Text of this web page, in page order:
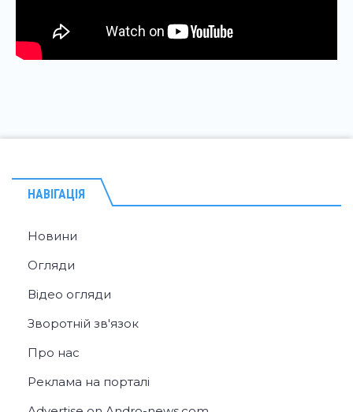
НАВІГАЦІЯ
Новини
Огляди
Відео огляди
Зворотній зв'язок
Про нас
Реклама на порталі